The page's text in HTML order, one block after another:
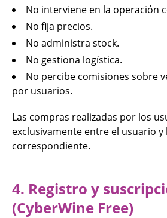
No interviene en la operación
No fija precios.
No administra stock.
No gestiona logística.
No percibe comisiones sobre
por usuarios.
Las compras realizadas por los
exclusivamente entre el usuario
correspondiente.
4. Registro y
(CyberWine Free)